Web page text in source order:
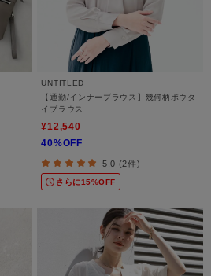
UNTITLED
【通勤/インナーブラウス】幾何柄ボウタ
イブラウス
¥12,540
40%OFF
5.0 (2件)
さらに15%OFF